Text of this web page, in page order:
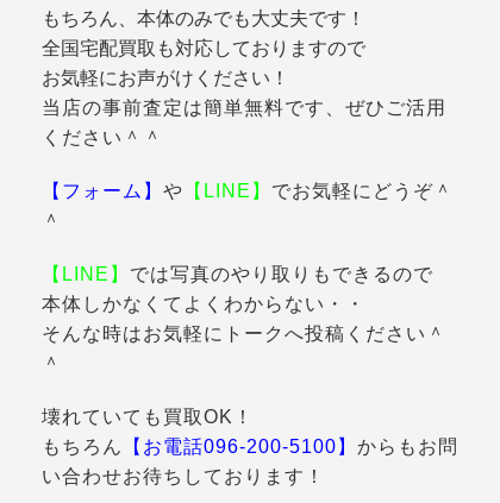
もちろん、本体のみでも大丈夫です！
全国宅配買取も対応しておりますので
お気軽にお声がけください！
当店の事前査定は簡単無料です、ぜひご活用
ください＾＾
【フォーム】 や 【LINE】 でお気軽にどうぞ＾
＾
【LINE】 では写真のやり取りもできるので
本体しかなくてよくわからない・・
そんな時はお気軽にトークへ投稿ください＾
＾
壊れていても買取OK！
もちろん
【お電話096-200-5100】 からもお問
い合わせお待ちしております！